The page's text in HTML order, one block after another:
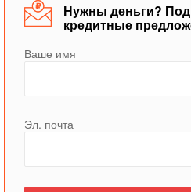
Нужны деньги?
кредитные
Ваше имя
Эл. почта